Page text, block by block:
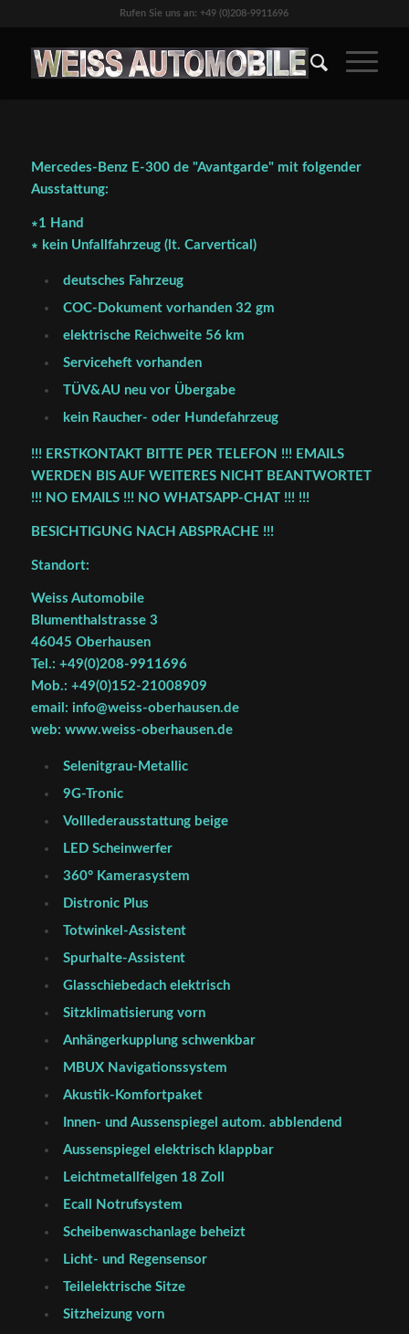
Rufen Sie uns an: +49 (0)208-9911696
Mercedes-Benz E-300 de "Avantgarde" mit folgender
Ausstattung:
∗1 Hand
∗ kein Unfallfahrzeug (lt. Carvertical)
deutsches Fahrzeug
COC-Dokument vorhanden 32 gm
elektrische Reichweite 56 km
Serviceheft vorhanden
TÜV&AU neu vor Übergabe
kein Raucher- oder Hundefahrzeug
!!! ERSTKONTAKT BITTE PER TELEFON !!! EMAILS
WERDEN BIS AUF WEITERES NICHT BEANTWORTET
!!! NO EMAILS !!! NO WHATSAPP-CHAT !!! !!!
BESICHTIGUNG NACH ABSPRACHE !!!
Standort:
Weiss Automobile
Blumenthalstrasse 3
46045 Oberhausen
Tel.: +49(0)208-9911696
Mob.: +49(0)152-21008909
email: info@weiss-oberhausen.de
web: www.weiss-oberhausen.de
Selenitgrau-Metallic
9G-Tronic
Volllederausstattung beige
LED Scheinwerfer
360° Kamerasystem
Distronic Plus
Totwinkel-Assistent
Spurhalte-Assistent
Glasschiebedach elektrisch
Sitzklimatisierung vorn
Anhängerkupplung schwenkbar
MBUX Navigationssystem
Akustik-Komfortpaket
Innen- und Aussenspiegel autom. abblendend
Aussenspiegel elektrisch klappbar
Leichtmetallfelgen 18 Zoll
Ecall Notrufsystem
Scheibenwaschanlage beheizt
Licht- und Regensensor
Teilelektrische Sitze
Sitzheizung vorn